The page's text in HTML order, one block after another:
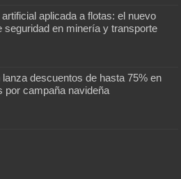
aplicada a flotas: el nuevo
seguridad en minería y transporte
lanza descuentos de hasta 75% en
por campaña navideña